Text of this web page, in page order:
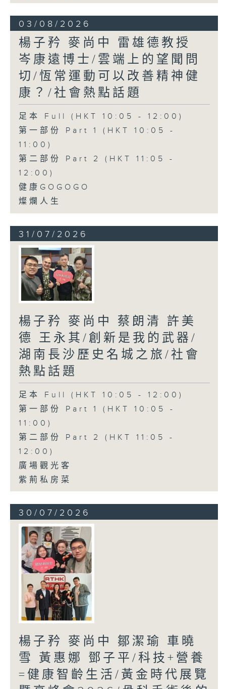
03/08/2026
楊子矜 麥尚中 雷雄德教授
岑康遠博士/雲端上的望聞問
切/恆常運動可以改善精神健
康？/社會熱點話題
足本 Full (HKT 10:05 - 12:00)
第一部份 Part 1 (HKT 10:05 -
11:00)
第二部份 Part 2 (HKT 11:05 -
12:00)
健康GOGOGO
燦爛人生
31/07/2026
楊子矜 麥尚中 蔡朗清 許美
德 王永其/創新是我的武器/
湖南長沙歷史名城之旅/社會
熱點話題
足本 Full (HKT 10:05 - 12:00)
第一部份 Part 1 (HKT 10:05 -
11:00)
第二部份 Part 2 (HKT 11:05 -
12:00)
廣場觀光客
紫荊私房菜
30/07/2026
楊子矜 麥尚中 鄒潔瑜 車曉
雪 黃惠娜 鄧子平/科技+營養
=健康智齡生活/黃金時代展覽